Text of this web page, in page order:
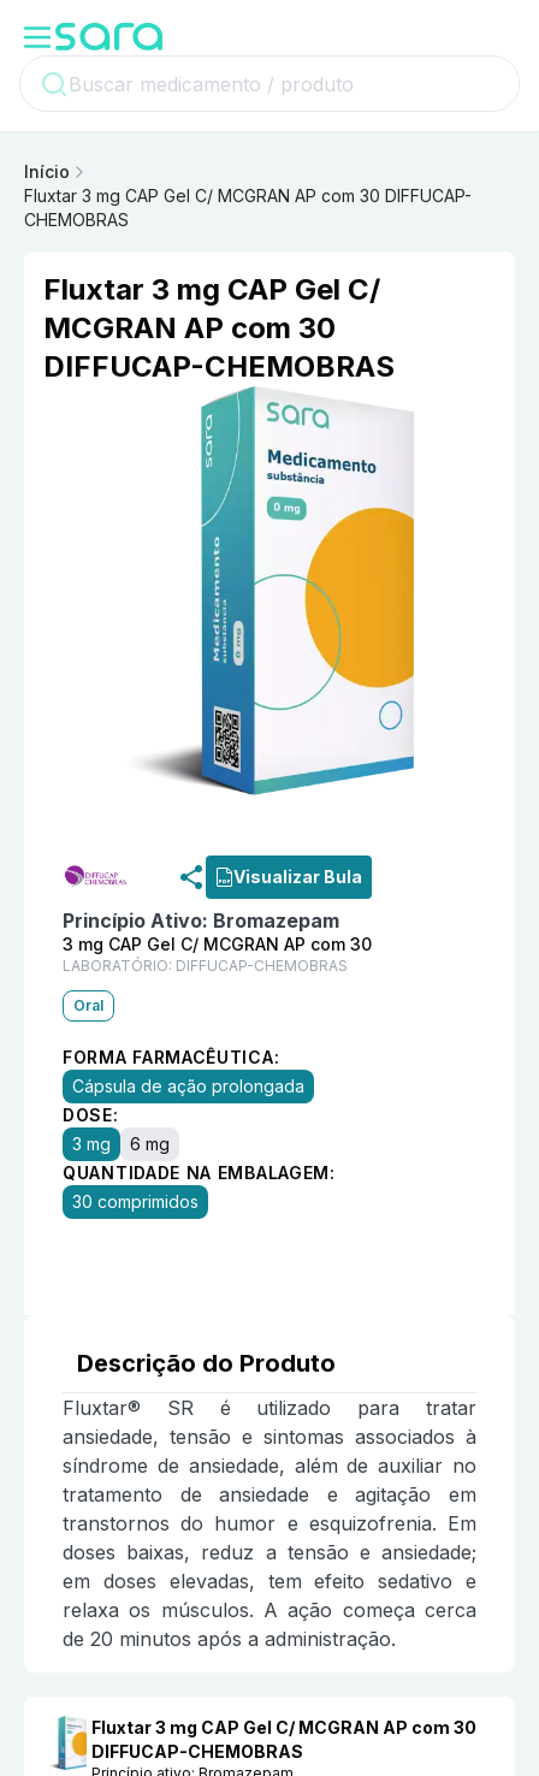
Início
Fluxtar 3 mg CAP Gel C/ MCGRAN AP com 30 DIFFUCAP-
CHEMOBRAS
Fluxtar 3 mg CAP Gel C/
MCGRAN AP com 30
DIFFUCAP-CHEMOBRAS
Visualizar Bula
Princípio Ativo: Bromazepam
3 mg CAP Gel C/ MCGRAN AP com 30
LABORATÓRIO: DIFFUCAP-CHEMOBRAS
Oral
FORMA FARMACÊUTICA:
Cápsula de ação prolongada
DOSE:
3 mg
6 mg
QUANTIDADE NA EMBALAGEM:
30 comprimidos
Descrição do Produto
Fluxtar® SR é utilizado para tratar
ansiedade, tensão e sintomas associados à
síndrome de ansiedade, além de auxiliar no
tratamento de ansiedade e agitação em
transtornos do humor e esquizofrenia. Em
doses baixas, reduz a tensão e ansiedade;
em doses elevadas, tem efeito sedativo e
relaxa os músculos. A ação começa cerca
de 20 minutos após a administração.
Fluxtar 3 mg CAP Gel C/ MCGRAN AP com 30
DIFFUCAP-CHEMOBRAS